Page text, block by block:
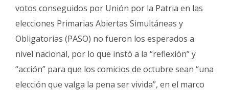
votos conseguidos por Unión por la Patria en las
elecciones Primarias Abiertas Simultáneas y
Obligatorias (PASO) no fueron los esperados a
nivel nacional, por lo que instó a la “reflexión” y
“acción” para que los comicios de octubre sean “una
elección que valga la pena ser vivida”, en el marco